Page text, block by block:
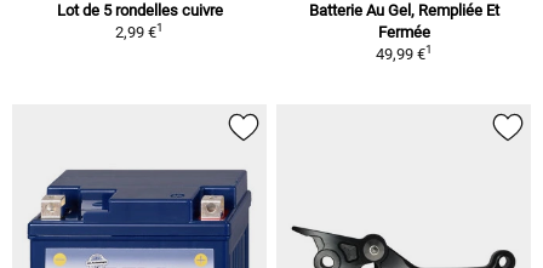
Lot de 5 rondelles cuivre
2,99 €1
Batterie Au Gel, Rempliée Et
Fermée
49,99 €1